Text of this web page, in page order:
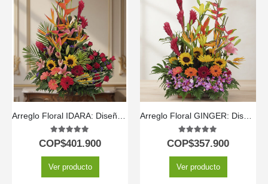
5.00out of 5
COP$401.900
Ver producto
5.00out of 5
COP$357.900
Ver producto